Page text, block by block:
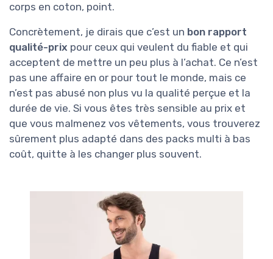
corps en coton, point.
Concrètement, je dirais que c’est un bon rapport
qualité-prix pour ceux qui veulent du fiable et qui
acceptent de mettre un peu plus à l’achat. Ce n’est
pas une affaire en or pour tout le monde, mais ce
n’est pas abusé non plus vu la qualité perçue et la
durée de vie. Si vous êtes très sensible au prix et
que vous malmenez vos vêtements, vous trouverez
sûrement plus adapté dans des packs multi à bas
coût, quitte à les changer plus souvent.